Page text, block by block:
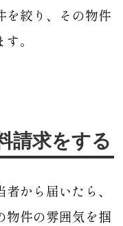
を絞り、その物件
。
請求をする
から届いたら、
物件の雰囲気を掴